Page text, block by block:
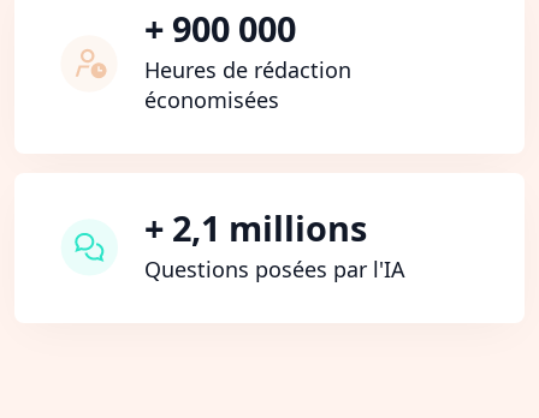
+ 900 000
Heures de rédaction
économisées
+ 2,1 millions
Questions posées par l'IA